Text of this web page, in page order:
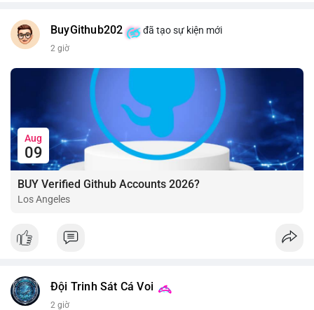
BuyGithub202 đã tạo sự kiện mới
2 giờ
Aug
09
BUY Verified Github Accounts 2026?
Los Angeles
Đội Trinh Sát Cá Voi
2 giờ